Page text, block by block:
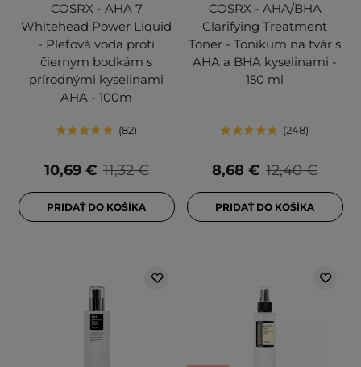
COSRX - AHA 7
Whitehead Power Liquid
- Pleťová voda proti
čiernym bodkám s
prírodnými kyselinami
AHA - 100m
82
11,32 €
10,69 €
PRIDAŤ DO KOŠÍKA
COSRX - AHA/BHA
Clarifying Treatment
Toner - Tonikum na tvár s
AHA a BHA kyselinami -
150 ml
248
12,40 €
8,68 €
PRIDAŤ DO KOŠÍKA